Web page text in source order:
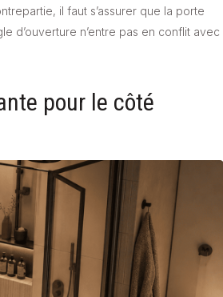
il faut s’assurer que la porte
d’ouverture n’entre pas en conflit avec
pour le côté